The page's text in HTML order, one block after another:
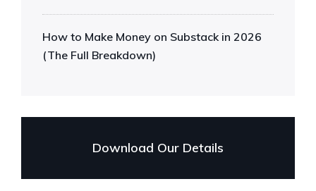
How to Make Money on Substack in 2026
(The Full Breakdown)
Download Our Details